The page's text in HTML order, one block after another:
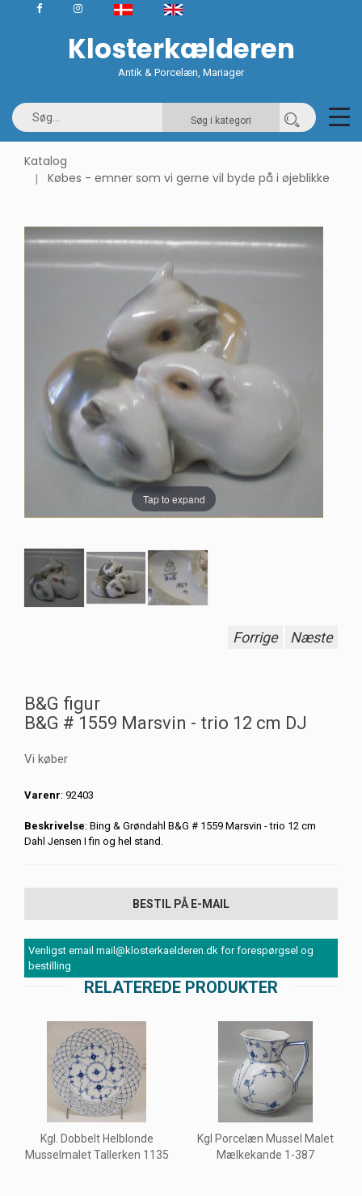
Klosterkælderen
Antik & Porcelæn, Mariager
Søg i kategori
Katalog
Købes - emner som vi gerne vil byde på i øjeblikke
Tap to expand
Forrige Næste
B&G figur
B&G # 1559 Marsvin - trio 12 cm DJ
Vi køber
Varenr: 92403
Beskrivelse: Bing & Grøndahl B&G # 1559 Marsvin - trio 12 cm
Dahl Jensen I fin og hel stand.
BESTIL PÅ E-MAIL
Venligst email mail@klosterkaelderen.dk for forespørgsel og
bestilling
RELATEREDE PRODUKTER
Kgl. Dobbelt Helblonde
Musselmalet Tallerken 1135
Kgl Porcelæn Mussel Malet
Mælkekande 1-387